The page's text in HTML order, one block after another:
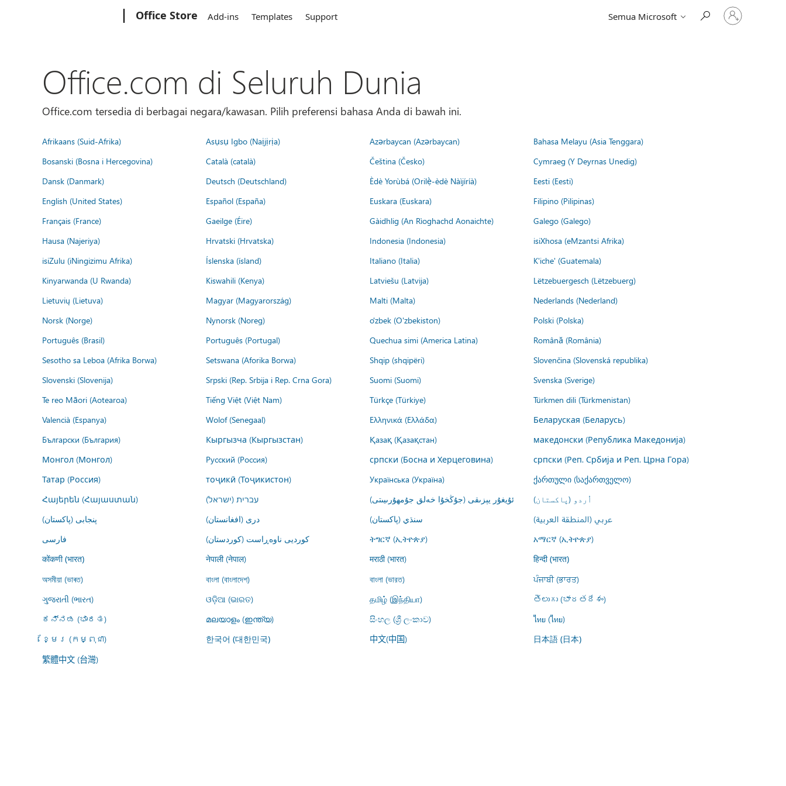
Office Store Add-ins Templates Support Semua Microsoft
Masuk
ke
akun
Office.com di Seluruh Dunia
Office.com tersedia di berbagai negara/kawasan. Pilih preferensi bahasa Anda di bawah ini.
Afrikaans (Suid-Afrika) Asụsụ Igbo (Naịjịrịa) Azərbaycan (Azərbaycan)
Bahasa Melayu (Asia Tenggara)
Bosanski (Bosna i Hercegovina)
Català (català) Čeština (Česko)
Cymraeg (Y Deyrnas Unedig)
Dansk (Danmark)
Deutsch (Deutschland) Èdè Yorùbá (Orilẹ̀-èdè Nàìjíríà)
Eesti (Eesti)
English (United States)
Español (España) Euskara (Euskara)
Filipino (Pilipinas)
Français (France)
Gaeilge (Éire) Gàidhlig (An Rìoghachd Aonaichte)
Galego (Galego)
Hausa (Najeriya)
Hrvatski (Hrvatska) Indonesia (Indonesia)
isiXhosa (eMzantsi Afrika)
isiZulu (iNingizimu Afrika)
Íslenska (ísland) Italiano (Italia)
K'iche' (Guatemala)
Kinyarwanda (U Rwanda)
Kiswahili (Kenya) Latviešu (Latvija)
Lëtzebuergesch (Lëtzebuerg)
Lietuvių (Lietuva)
Magyar (Magyarország) Malti (Malta)
Nederlands (Nederland)
Norsk (Norge)
Nynorsk (Noreg) o'zbek (O'zbekiston)
Polski (Polska)
Português (Brasil)
Português (Portugal) Quechua simi (America Latina)
Română (România)
Sesotho sa Leboa (Afrika Borwa)
Setswana (Aforika Borwa) Shqip (shqipëri)
Slovenčina (Slovenská republika)
Slovenski (Slovenija)
Srpski (Rep. Srbija i Rep. Crna Gora) Suomi (Suomi)
Svenska (Sverige)
Te reo Māori (Aotearoa)
Tiếng Việt (Việt Nam) Türkçe (Türkiye)
Türkmen dili (Türkmenistan)
Valencià (Espanya)
Wolof (Senegaal) Ελληνικά (Ελλάδα)
Беларуская (Беларусь)
Български (България)
Кыргызча (Кыргызстан) Қазақ (Қазақстан)
македонски (Република Македонија)
Монгол (Монгол)
Русский (Россия) српски (Босна и Херцеговина)
српски (Реп. Србија и Реп. Црна Гора)
Татар (Россия)
тоҷикӣ (Тоҷикистон) Українська (Україна)
ქართული (საქართველო)
Հայերեն (Հայաստան)
עברית (ישראל) ئۇيغۇر يېزىقى (جۇڭخۇا خەلق جۇمھۇرىيىتى)
اُردو (پاکستان)
پنجابی (پاکستان)
درى (افغانستان) سنڌي (پاکستان)
عربي (المنطقة العربية)
فارسى
کوردیی ناوەڕاست (کوردستان) ትግርኛ (ኢትዮጵያ) አማርኛ (ኢትዮጵያ)
कोंकणी (भारत) नेपाली (नेपाल) मराठी (भारत) हिन्दी (भारत)
অসমীয়া (ভাৰত) বাংলা (বাংলাদেশ) বাংলা (ভারত)
ਪੰਜਾਬੀ (ਭਾਰਤ)
ગુજરાતી (ભારત)
ଓଡ଼ିଆ (ଭାରତ) தமிழ் (இந்தியா)
తెలుగు (భారతదేశం)
ಕನ್ನಡ (ಭಾರತ)
മലയാളം (ഇന്ത്യ) සිංහල (ශ්‍රී ලංකාව)
ไทย (ไทย)
ខ្មែរ (កម្ពុជា)
한국어 (대한민국) 中文(中国) 日本語 (日本)
繁體中文 (台灣)